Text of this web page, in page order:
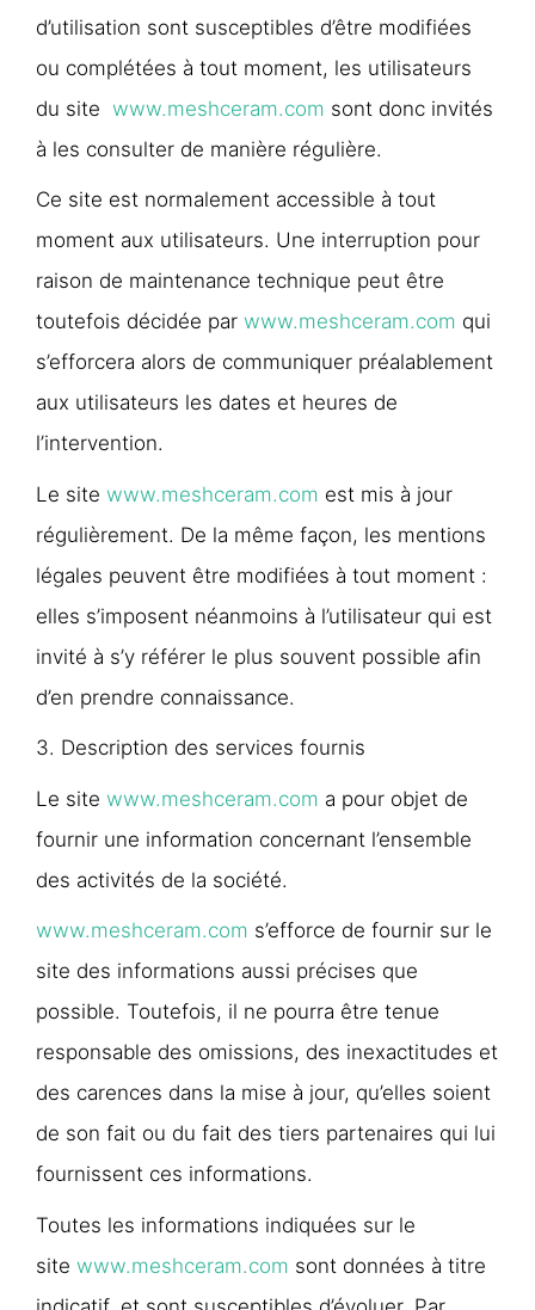
d’utilisation sont susceptibles d’être modifiées
ou complétées à tout moment, les utilisateurs
du site www.meshceram.com sont donc invités
à les consulter de manière régulière.
Ce site est normalement accessible à tout
moment aux utilisateurs. Une interruption pour
raison de maintenance technique peut être
toutefois décidée par www.meshceram.com qui
s’efforcera alors de communiquer préalablement
aux utilisateurs les dates et heures de
l’intervention.
Le site www.meshceram.com est mis à jour
régulièrement. De la même façon, les mentions
légales peuvent être modifiées à tout moment :
elles s’imposent néanmoins à l’utilisateur qui est
invité à s’y référer le plus souvent possible afin
d’en prendre connaissance.
3. Description des services fournis​
Le site www.meshceram.com a pour objet de
fournir une information concernant l’ensemble
des activités de la société.
www.meshceram.com s’efforce de fournir sur le
site des informations aussi précises que
possible. Toutefois, il ne pourra être tenue
responsable des omissions, des inexactitudes et
des carences dans la mise à jour, qu’elles soient
de son fait ou du fait des tiers partenaires qui lui
fournissent ces informations.
Toutes les informations indiquées sur le
site www.meshceram.com sont données à titre